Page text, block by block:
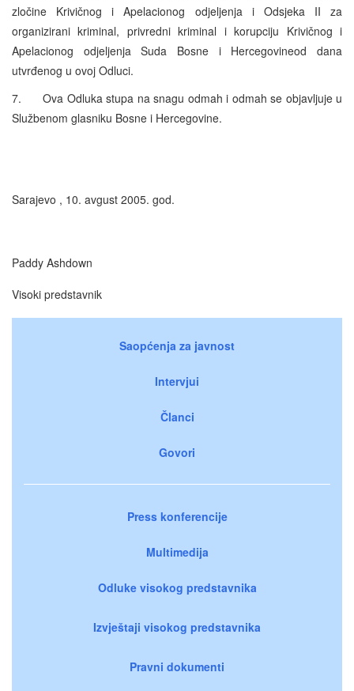
zločine Krivičnog i Apelacionog odjeljenja i Odsjeka II za
organizirani kriminal, privredni kriminal i korupciju Krivičnog i
Apelacionog odjeljenja Suda Bosne i Hercegovineod dana
utvrđenog u ovoj Odluci.
7. Ova Odluka stupa na snagu odmah i odmah se objavljuje u
Službenom glasniku Bosne i Hercegovine.
Sarajevo , 10. avgust 2005. god.
Paddy Ashdown
Visoki predstavnik
Saopćenja za javnost
Intervjui
Članci
Govori
Press konferencije
Multimedija
Odluke visokog predstavnika
Izvještaji visokog predstavnika
Pravni dokumenti